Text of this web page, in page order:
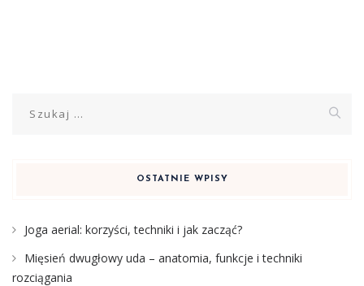
OSTATNIE WPISY
Joga aerial: korzyści, techniki i jak zacząć?
Mięsień dwugłowy uda – anatomia, funkcje i techniki
rozciągania